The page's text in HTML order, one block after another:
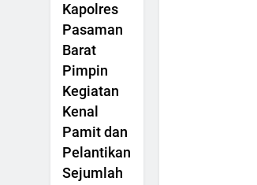
Kapolres
Pasaman
Barat
Pimpin
Kegiatan
Kenal
Pamit dan
Pelantikan
Sejumlah